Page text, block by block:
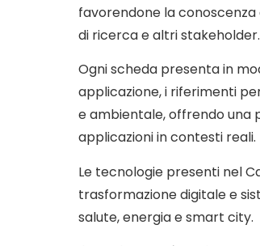
favorendone la
di ricerca e altri stakeholder.
Ogni scheda presenta in
applicazione, i riferimenti
e ambientale, offrendo una
applicazioni in contesti reali.
Le tecnologie presenti nel
trasformazione digitale e
salute, energia e smart city.